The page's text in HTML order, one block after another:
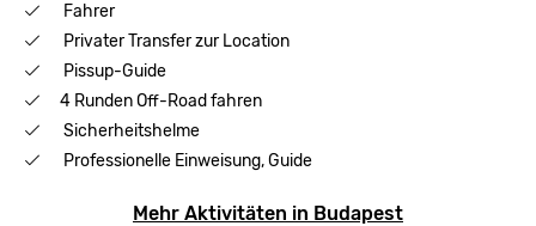
Fahrer
Privater Transfer zur Location
Pissup-Guide
4 Runden Off-Road fahren
Sicherheitshelme
Professionelle Einweisung, Guide
Mehr Aktivitäten in Budapest